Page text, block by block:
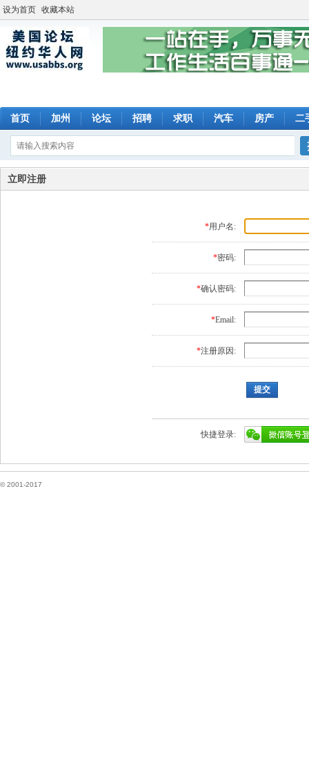
设为首页 收藏本站
首页 加州 论坛 招聘 求职 汽车 房产 二
立即注册
*用户名:
*密码:
*确认密码:
*Email:
*注册原因:
提交
快捷登录:
© 2001-2017